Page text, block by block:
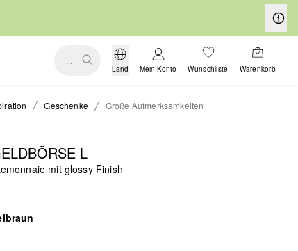
...
Land Mein Konto Wunschliste Warenkorb
Geschenke Große Aufmerksamkeiten
L
mit glossy Finish